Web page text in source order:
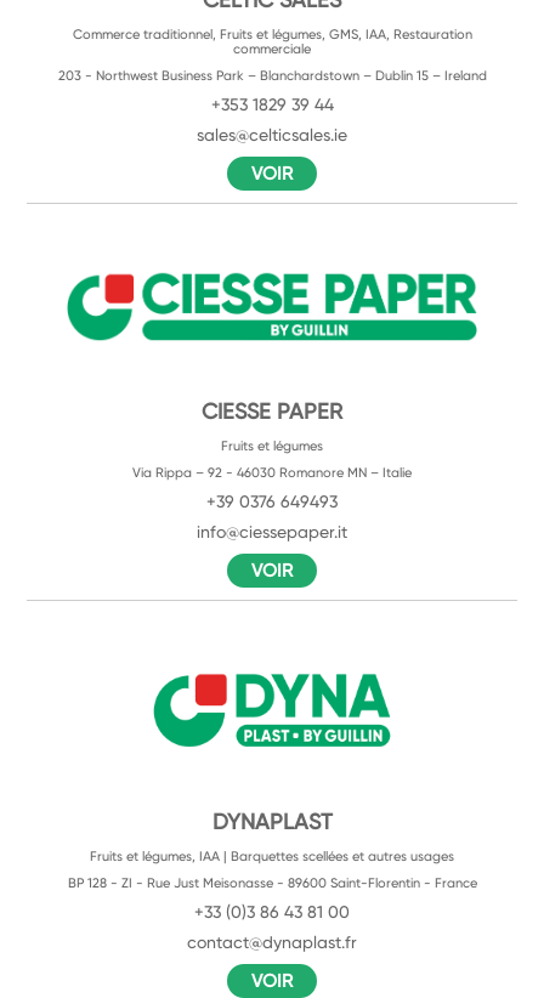
Commerce traditionnel, Fruits et légumes, GMS, IAA, Restauration
commerciale
203 - Northwest Business Park – Blanchardstown – Dublin 15 – Ireland
+353 1829 39 44
sales@celticsales.ie
VOIR
CIESSE PAPER
Fruits et légumes
Via Rippa – 92 - 46030 Romanore MN – Italie
+39 0376 649493
info@ciessepaper.it
VOIR
DYNAPLAST
Fruits et légumes, IAA | Barquettes scellées et autres usages
BP 128 - ZI - Rue Just Meisonasse - 89600 Saint-Florentin - France
+33 (0)3 86 43 81 00
contact@dynaplast.fr
VOIR